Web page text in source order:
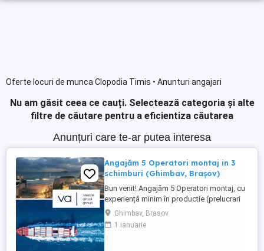
Oferte locuri de munca Clopodia Timis • Anunturi angajari
Nu am găsit ceea ce cauți. Selectează categoria și alte
filtre de căutare pentru a eficientiza căutarea
Anunțuri care te-ar putea interesa
Angajăm 5 Operatori montaj in 3
schimburi (Ghimbav, Brașov)
Bun venit! Angajăm 5 Operatori montaj, cu
experiență minim în productie (prelucrari
prin aschiere). Căutăm persoane serioase,
dornice să învețe și să muncească, se va
oferi instruire la locul de muncă. Program:
Ghimbav, Brasov
1 ianuarie